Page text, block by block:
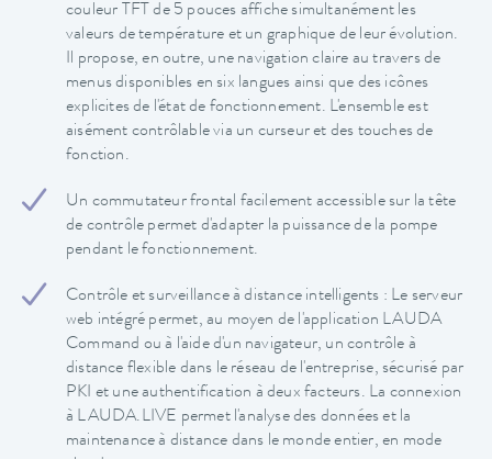
couleur TFT de 5 pouces affiche simultanément les
valeurs de température et un graphique de leur évolution.
Il propose, en outre, une navigation claire au travers de
menus disponibles en six langues ainsi que des icônes
explicites de l'état de fonctionnement. L'ensemble est
aisément contrôlable via un curseur et des touches de
fonction.
Un commutateur frontal facilement accessible sur la tête
de contrôle permet d'adapter la puissance de la pompe
pendant le fonctionnement.
Contrôle et surveillance à distance intelligents : Le serveur
web intégré permet, au moyen de l'application LAUDA
Command ou à l'aide d'un navigateur, un contrôle à
distance flexible dans le réseau de l'entreprise, sécurisé par
PKI et une authentification à deux facteurs. La connexion
à LAUDA.LIVE permet l'analyse des données et la
maintenance à distance dans le monde entier, en mode